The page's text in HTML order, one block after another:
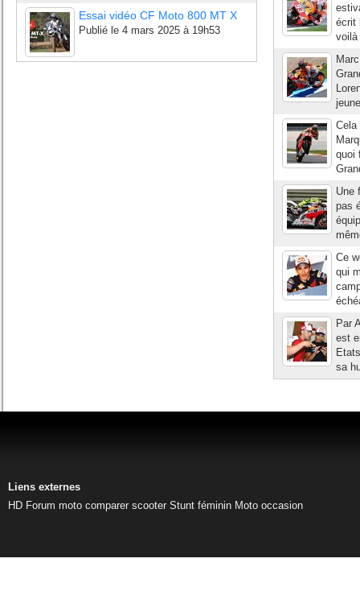
Essai vidéo CF Moto 800 MT X
Publié le 4 mars 2025 à 19h53
écrit
voilà
Cela
quoi
Une
pas
Ce
qui
Par
est
sa
Liens externes
HD Forum moto comparer scooter Stunt féminin Moto occasion